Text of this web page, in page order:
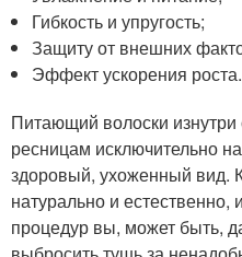
Гибкость и упругость;
Защиту от внешних
Эффект ускорения роста.
Питающий волоски
ресницам исключительно
здоровый, ухоженный вид.
натурально и
процедур вы, может быть,